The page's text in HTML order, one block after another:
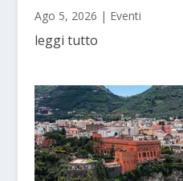
Ago 5, 2026 | Eventi
leggi tutto